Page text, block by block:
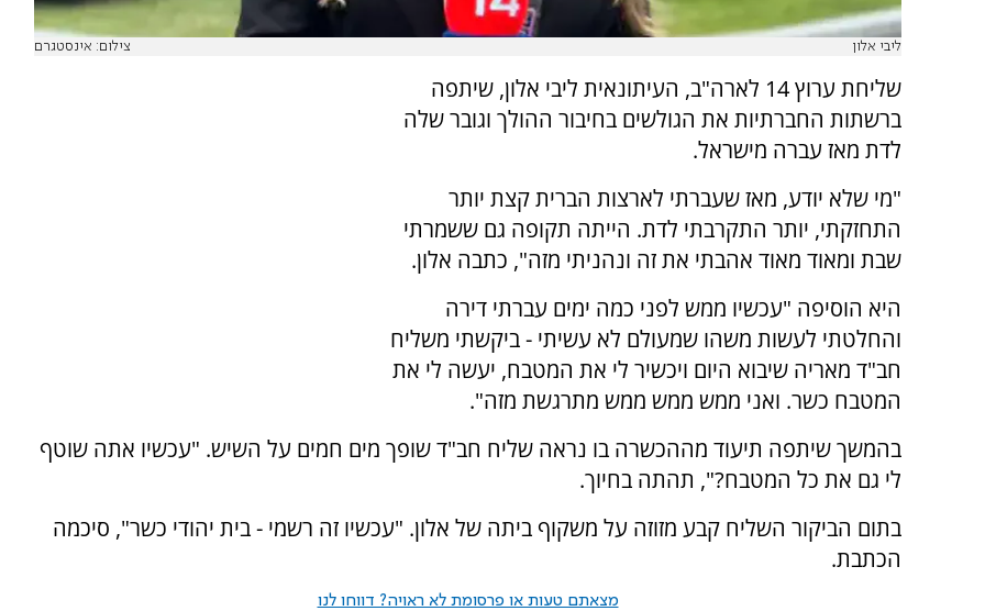
ליבי אלון צילום: אינסטגרם
שליחת ערוץ 14 לארה"ב, העיתונאית ליבי אלון, שיתפה
ברשתות החברתיות את הגולשים בחיבור ההולך וגובר שלה
לדת מאז עברה מישראל.
"מי שלא יודע, מאז שעברתי לארצות הברית קצת יותר
התחזקתי, יותר התקרבתי לדת. הייתה תקופה גם ששמרתי
שבת ומאוד מאוד אהבתי את זה ונהניתי מזה", כתבה אלון.
היא הוסיפה "עכשיו ממש לפני כמה ימים עברתי דירה
והחלטתי לעשות משהו שמעולם לא עשיתי - ביקשתי משליח
חב"ד מאריה שיבוא היום ויכשיר לי את המטבח, יעשה לי את
המטבח כשר. ואני ממש ממש ממש מתרגשת מזה".
בהמשך שיתפה תיעוד מההכשרה בו נראה שליח חב"ד שופך מים חמים על השיש. "עכשיו אתה שוטף
לי גם את כל המטבח?", תהתה בחיוך.
בתום הביקור השליח קבע מזוזה על משקוף ביתה של אלון. "עכשיו זה רשמי - בית יהודי כשר", סיכמה
הכתבת.
מצאתם טעות או פרסומת לא ראויה? דווחו לנו